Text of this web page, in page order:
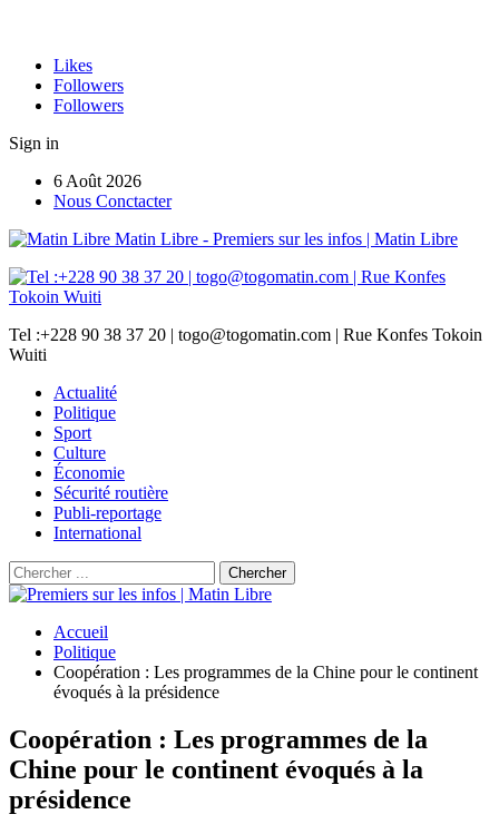
Likes
Followers
Followers
Sign in
6 Août 2026
Nous Conctacter
Matin Libre - Premiers sur les infos | Matin Libre
Tel :+228 90 38 37 20 | togo@togomatin.com | Rue Konfes Tokoin
Wuiti
Actualité
Politique
Sport
Culture
Économie
Sécurité routière
Publi-reportage
International
Accueil
Politique
Coopération : Les programmes de la Chine pour le continent
évoqués à la présidence
Coopération : Les programmes de la
Chine pour le continent évoqués à la
présidence